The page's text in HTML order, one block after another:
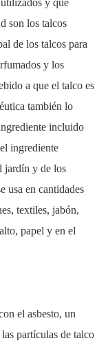
y que
son los talcos
de los talcos para
y los
a que el talco es
también lo
incluido
ingrediente
jardín y de los
usa en cantidades
textiles, jabón,
papel y en el
el asbesto, un
partículas de talco